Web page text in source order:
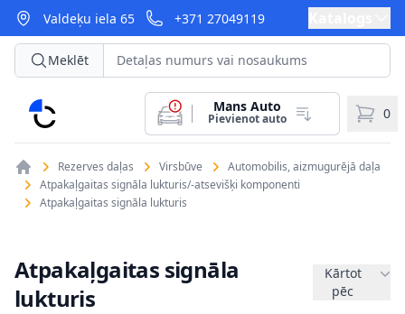
Valdeķu iela 65 +371 27049119
CarParts
Meklēt
Mans Auto
Pievienot auto 0
Rezerves daļas Virsbūve
Automobilis, aizmugurējā daļa
Atpakaļgaitas signāla lukturis/-atsevišķi komponenti
Atpakaļgaitas signāla lukturis
Atpakaļgaitas signāla
lukturis
Kārtot
pēc